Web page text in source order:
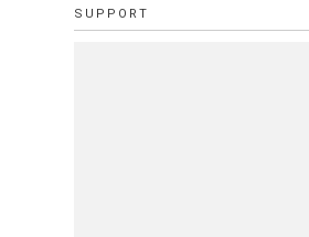
SUPPORT